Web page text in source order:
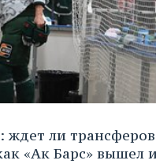
ждет ли трансферов
«Ак Барс» вышел